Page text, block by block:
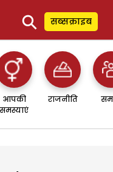
⚲ सब्सक्राइब
आपकी
समस्याएं
राजनीति